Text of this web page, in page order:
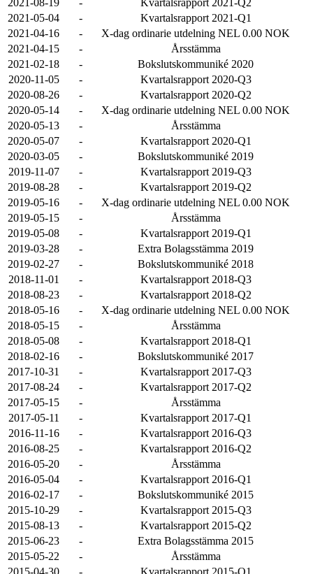
2021-08-19 -
Kvartalsrapport 2021-Q2
2021-05-04
-
Kvartalsrapport 2021-Q1
2021-04-16
-
X-dag ordinarie utdelning NEL 0.00 NOK
2021-04-15
-
Årsstämma
2021-02-18
-
Bokslutskommuniké 2020
2020-11-05
-
Kvartalsrapport 2020-Q3
2020-08-26
-
Kvartalsrapport 2020-Q2
2020-05-14
-
X-dag ordinarie utdelning NEL 0.00 NOK
2020-05-13
-
Årsstämma
2020-05-07
-
Kvartalsrapport 2020-Q1
2020-03-05
-
Bokslutskommuniké 2019
2019-11-07
-
Kvartalsrapport 2019-Q3
2019-08-28
-
Kvartalsrapport 2019-Q2
2019-05-16
-
X-dag ordinarie utdelning NEL 0.00 NOK
2019-05-15
-
Årsstämma
2019-05-08
-
Kvartalsrapport 2019-Q1
2019-03-28
-
Extra Bolagsstämma 2019
2019-02-27
-
Bokslutskommuniké 2018
2018-11-01
-
Kvartalsrapport 2018-Q3
2018-08-23
-
Kvartalsrapport 2018-Q2
2018-05-16
-
X-dag ordinarie utdelning NEL 0.00 NOK
2018-05-15
-
Årsstämma
2018-05-08
-
Kvartalsrapport 2018-Q1
2018-02-16
-
Bokslutskommuniké 2017
2017-10-31
-
Kvartalsrapport 2017-Q3
2017-08-24
-
Kvartalsrapport 2017-Q2
2017-05-15
-
Årsstämma
2017-05-11
-
Kvartalsrapport 2017-Q1
2016-11-16
-
Kvartalsrapport 2016-Q3
2016-08-25
-
Kvartalsrapport 2016-Q2
2016-05-20
-
Årsstämma
2016-05-04
-
Kvartalsrapport 2016-Q1
2016-02-17
-
Bokslutskommuniké 2015
2015-10-29
-
Kvartalsrapport 2015-Q3
2015-08-13
-
Kvartalsrapport 2015-Q2
2015-06-23
-
Extra Bolagsstämma 2015
2015-05-22
-
Årsstämma
2015-04-30
-
Kvartalsrapport 2015-Q1